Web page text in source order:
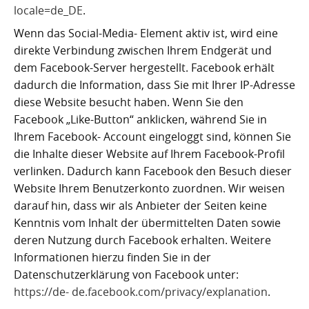
locale=de_DE.
Wenn das Social-Media- Element aktiv ist, wird eine
direkte Verbindung zwischen Ihrem Endgerät und
dem Facebook-Server hergestellt. Facebook erhält
dadurch die Information, dass Sie mit Ihrer IP-Adresse
diese Website besucht haben. Wenn Sie den
Facebook „Like-Button“ anklicken, während Sie in
Ihrem Facebook- Account eingeloggt sind, können Sie
die Inhalte dieser Website auf Ihrem Facebook-Profil
verlinken. Dadurch kann Facebook den Besuch dieser
Website Ihrem Benutzerkonto zuordnen. Wir weisen
darauf hin, dass wir als Anbieter der Seiten keine
Kenntnis vom Inhalt der übermittelten Daten sowie
deren Nutzung durch Facebook erhalten. Weitere
Informationen hierzu finden Sie in der
Datenschutzerklärung von Facebook unter:
https://de- de.facebook.com/privacy/explanation.